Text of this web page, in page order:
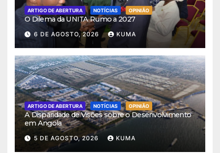
ARTIGO DE ABERTURA NOTÍCIAS OPINIÃO
O Dilema da UNITA Rumo a 2027
6 DE AGOSTO, 2026 KUMA
ARTIGO DE ABERTURA NOTÍCIAS OPINIÃO
A Disparidade de Visões sobre o Desenvolvimento
em Angola
5 DE AGOSTO, 2026 KUMA